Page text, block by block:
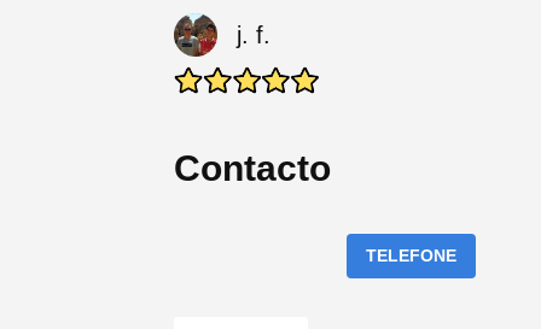
j. f.
Contacto
TELEFONE